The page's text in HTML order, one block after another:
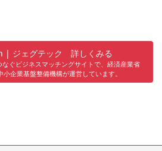
| ジェグテック 詳しくみる
ぐビジネスマッチングサイトで、経済産業省
企業基盤整備機構が運営しています。